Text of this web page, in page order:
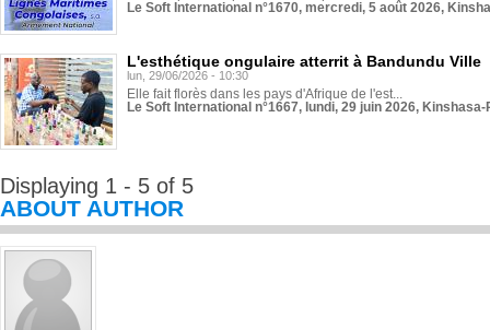
Le Soft International n°1670, mercredi, 5 août 2026,
L'esthétique ongulaire atterrit à Bandundu Ville
lun, 29/06/2026 - 10:30
Elle fait florès dans les pays d'Afrique de l'est...
Le Soft International n°1667, lundi, 29 juin 2026,
Displaying 1 - 5 of 5
ABOUT AUTHOR